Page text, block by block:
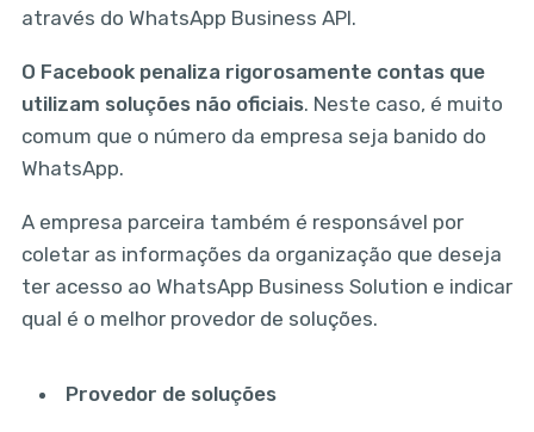
através do WhatsApp Business API.
O Facebook penaliza rigorosamente contas que
utilizam soluções não oficiais. Neste caso, é muito
comum que o número da empresa seja banido do
WhatsApp.
A empresa parceira também é responsável por
coletar as informações da organização que deseja
ter acesso ao WhatsApp Business Solution e indicar
qual é o melhor provedor de soluções.
Provedor de soluções